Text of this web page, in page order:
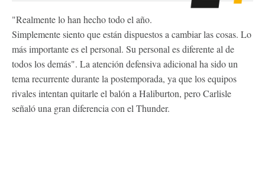
"Realmente lo han hecho todo el año.
Simplemente siento que están dispuestos a cambiar las cosas. Lo
más importante es el personal. Su personal es diferente al de
todos los demás". La atención defensiva adicional ha sido un
tema recurrente durante la postemporada, ya que los equipos
rivales intentan quitarle el balón a Haliburton, pero Carlisle
señaló una gran diferencia con el Thunder.